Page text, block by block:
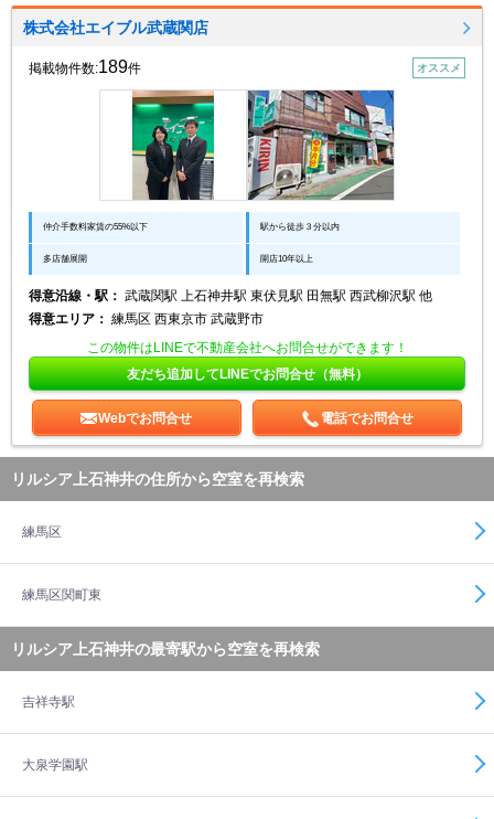
株式会社エイブル武蔵関店
掲載物件数:189件 オススメ
仲介手数料家賃の55%以下 駅から徒歩３分以内
多店舗展開 開店10年以上
得意沿線・駅： 武蔵関駅 上石神井駅 東伏見駅 田無駅 西武柳沢駅 他
得意エリア： 練馬区 西東京市 武蔵野市
この物件はLINEで不動産会社へお問合せができます！
友だち追加してLINEでお問合せ（無料）
Webでお問合せ 電話でお問合せ
リルシア上石神井の住所から空室を再検索
練馬区
練馬区関町東
リルシア上石神井の最寄駅から空室を再検索
吉祥寺駅
大泉学園駅